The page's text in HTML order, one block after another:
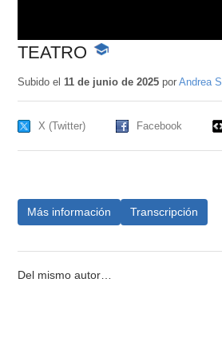
TEATRO
-
educativo
Subido el 11 de junio de 2025por Andrea S.
X (Twitter) Facebook
Más información Transcripción
Del mismo autor…